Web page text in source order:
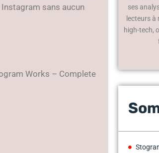
sans aucun
Works – Complete
ses
lecteurs à
high-tech,